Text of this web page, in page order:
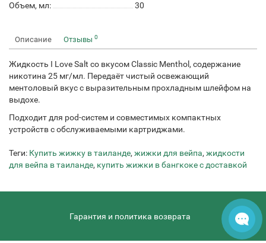
Объем, мл:
30
Описание Отзывы 0
Жидкость I Love Salt со вкусом Classic Menthol, содержание
никотина 25 мг/мл. Передаёт чистый освежающий
ментоловый вкус с выразительным прохладным шлейфом на
выдохе.
Подходит для pod-систем и совместимых компактных
устройств с обслуживаемыми картриджами.
Теги: Купить жижку в таиланде, жижки для вейпа, жидкости
для вейпа в таиланде, купить жижки в бангкоке с доставкой
Гарантия и политика возврата